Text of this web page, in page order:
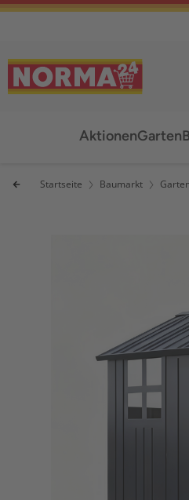
AktionenGarten
Startseite Baumarkt